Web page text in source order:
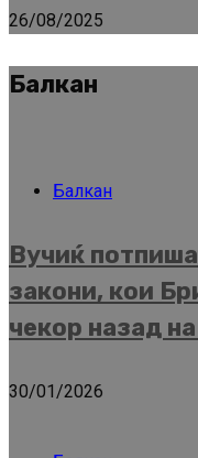
26/08/2025
Балкан
Балкан
Вучиќ
закони, кои
чекор назад
30/01/2026